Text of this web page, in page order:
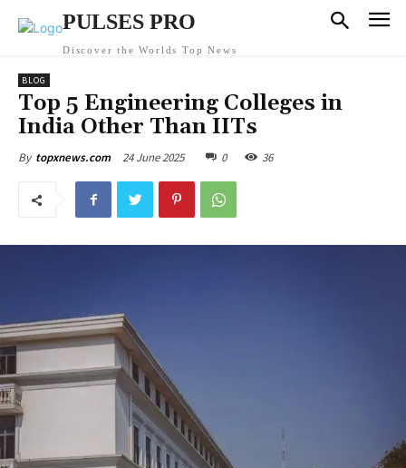
PULSES PRO
Discover the Worlds Top News
BLOG
Top 5 Engineering Colleges in
India Other Than IITs
By topxnews.com 24 June 2025 0 36